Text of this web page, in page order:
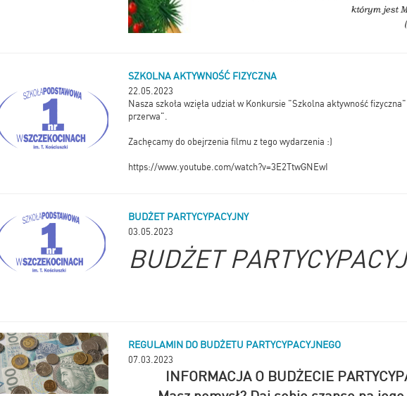
SZKOLNA AKTYWNOŚĆ FIZYCZNA
22.05.2023
Nasza szkoła wzięła udział w Konkursie "Szkolna aktywność
przerwa".
Zachęcamy do obejrzenia filmu z tego wydarzenia :)
https://www.youtube.com/watch?v=3E2TtwGNEwI
BUDŻET PARTYCYPACYJNY
03.05.2023
BUDŻET
REGULAMIN DO BUDŻETU PARTYCYPACYJNEGO
07.03.2023
INFORMACJA O BUDŻECIE